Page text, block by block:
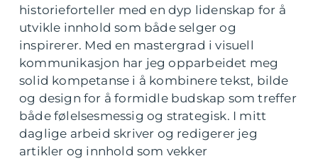
historieforteller med en dyp lidenskap for å
utvikle innhold som både selger og
inspirerer. Med en mastergrad i visuell
kommunikasjon har jeg opparbeidet meg
solid kompetanse i å kombinere tekst, bilde
og design for å formidle budskap som treffer
både følelsesmessig og strategisk. I mitt
daglige arbeid skriver og redigerer jeg
artikler og innhold som vekker